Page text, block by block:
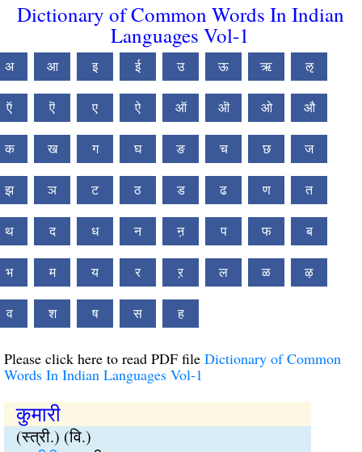
Dictionary of Common Words In Indian
Languages Vol-1
अ आ इ ई उ ऊ ऋ ऌ
ऍ ऎ ए ऐ ऑ ऒ ओ औ
क ख ग घ ङ च छ ज
झ ञ ट ठ ड ढ ण त
थ द ध न ऩ प फ ब
भ म य र ऱ ल ळ ऴ
व श ष स ह
Please click here to read PDF file Dictionary of Common
Words In Indian Languages Vol-1
कुमारी
(स्त्री.) (वि.)